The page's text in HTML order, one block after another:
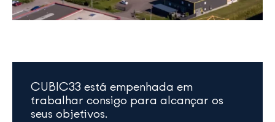
CUBIC33 está empenhada em
trabalhar consigo para alcançar os
seus objetivos.